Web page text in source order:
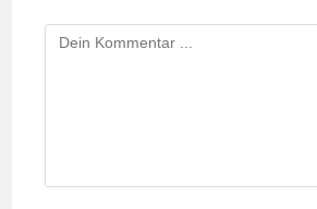
Kommentieren